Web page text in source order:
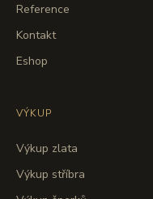
Reference
Kontakt
Eshop
VÝKUP
Výkup zlata
Výkup stříbra